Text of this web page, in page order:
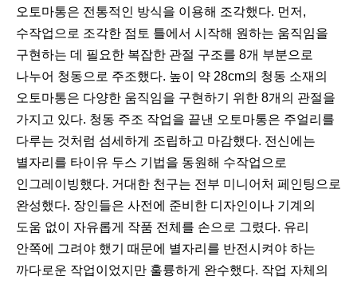
전
음
이
전
다
음
오토마통은 전통적인 방식을 이용해 조각했다. 먼저,
수작업으로 조각한 점토 틀에서 시작해 원하는 움직임을
구현하는 데 필요한 복잡한 관절 구조를 8개 부분으로
나누어 청동으로 주조했다. 높이 약 28cm의 청동 소재의
오토마통은 다양한 움직임을 구현하기 위한 8개의 관절을
가지고 있다. 청동 주조 작업을 끝낸 오토마통은 주얼리를
다루는 것처럼 섬세하게 조립하고 마감했다. 전신에는
별자리를 타이유 두스 기법을 동원해 수작업으로
인그레이빙했다. 거대한 천구는 전부 미니어처 페인팅으로
완성했다. 장인들은 사전에 준비한 디자인이나 기계의
도움 없이 자유롭게 작품 전체를 손으로 그렸다. 유리
안쪽에 그려야 했기 때문에 별자리를 반전시켜야 하는
까다로운 작업이었지만 훌륭하게 완수했다. 작업 자체의